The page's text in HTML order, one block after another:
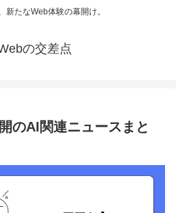
新たなWeb体験の幕開け。
の交差点
のAI関連ニュースまと